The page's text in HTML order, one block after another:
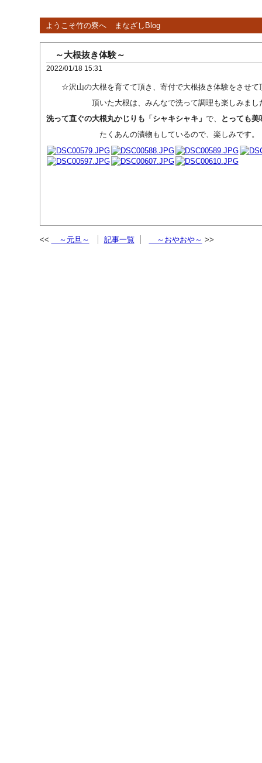
ようこそ竹の寮へ まなざしBlog
～大根抜き体験～
2022/01/18 15:31
☆沢山の大根を育てて頂き、寄付で大根抜き体験をさせて
頂いた大根は、みんなで洗って調理も楽しみまし
洗って直ぐの大根丸かじりも「シャキシャキ」 で、
とっても美
たくあんの漬物もしているので、楽しみです。
～元旦～ 記事一覧 ～おやおや～